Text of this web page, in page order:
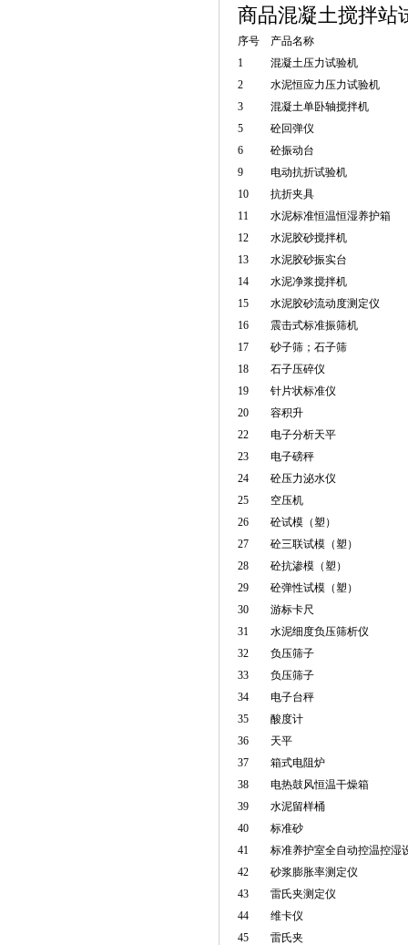
商品混凝土搅拌站
序号
产品名称
1
混凝土压力试验机
2
水泥恒应力压力试验机
3
混凝土单卧轴搅拌机
5
砼回弹仪
6
砼振动台
9
电动抗折试验机
10
抗折夹具
11
水泥标准恒温恒湿养护箱
12
水泥胶砂搅拌机
13
水泥胶砂振实台
14
水泥净浆搅拌机
15
水泥胶砂流动度测定仪
16
震击式标准振筛机
17
砂子筛；石子筛
18
石子压碎仪
19
针片状标准仪
20
容积升
22
电子分析天平
23
电子磅秤
24
砼压力泌水仪
25
空压机
26
砼试模（塑）
27
砼三联试模（塑）
28
砼抗渗模（塑）
29
砼弹性试模（塑）
30
游标卡尺
31
水泥细度负压筛析仪
32
负压筛子
33
负压筛子
34
电子台秤
35
酸度计
36
天平
37
箱式电阻炉
38
电热鼓风恒温干燥箱
39
水泥留样桶
40
标准砂
41
标准养护室全自动控温控湿
42
砂浆膨胀率测定仪
43
雷氏夹测定仪
44
维卡仪
45
雷氏夹